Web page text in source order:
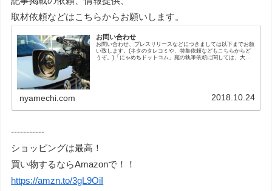
取材依頼などはこちらからお願いします。
お問い合わせ
お問い合わせ、プレスリリースなどにつきましては以下までお願
い致します。(ネタのタレコミや、特集依頼などもこちらからど
うぞ。)「にゃめちドットコム」宛の執筆依頼に関しては、大ま
nyamechi.com 2018.10.24
-----------
ショッピングは最高！
買い物するならAmazonで！！
https://amzn.to/3gL9OiI